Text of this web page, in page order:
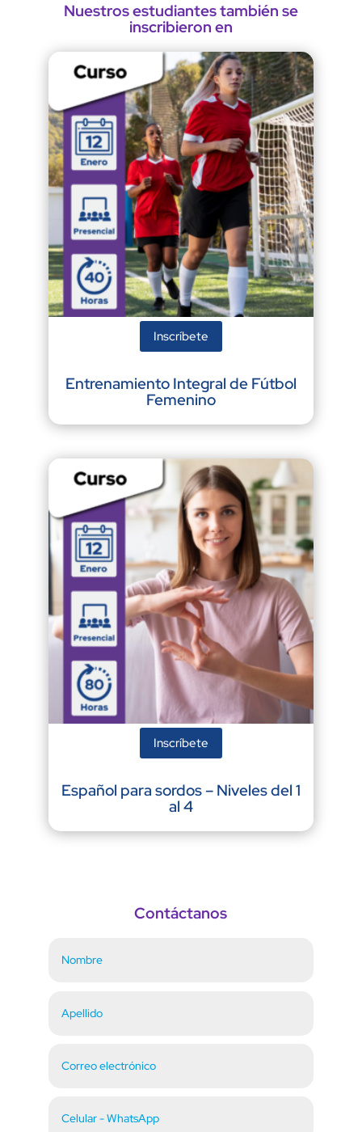
Nuestros estudiantes también se
inscribieron en
Inscríbete
Entrenamiento Integral de Fútbol
Femenino
Inscríbete
Español para sordos – Niveles del 1
al 4
Contáctanos